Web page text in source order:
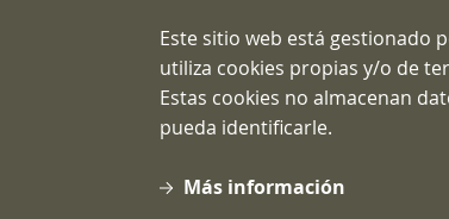
Esquema Nacional de Seguridad
Este sitio web está gestionado
utiliza cookies propias y/o de
Estas cookies no almacenan
pueda identificarle.
Más información